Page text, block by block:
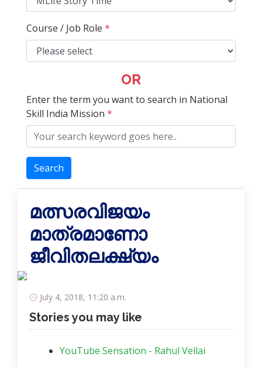
Course / Job Role *
OR
Enter the term you want to search in National
Skill India Mission *
Search
മത്സരവിജയം
മാത്രമാണോ
ജീവിതലക്ഷ്യം
July 4, 2018, 11:20 a.m.
Stories you may like
YouTube Sensation - Rahul Vellai